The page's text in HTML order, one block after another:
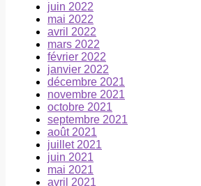
juin 2022
mai 2022
avril 2022
mars 2022
février 2022
janvier 2022
décembre 2021
novembre 2021
octobre 2021
septembre 2021
août 2021
juillet 2021
juin 2021
mai 2021
avril 2021